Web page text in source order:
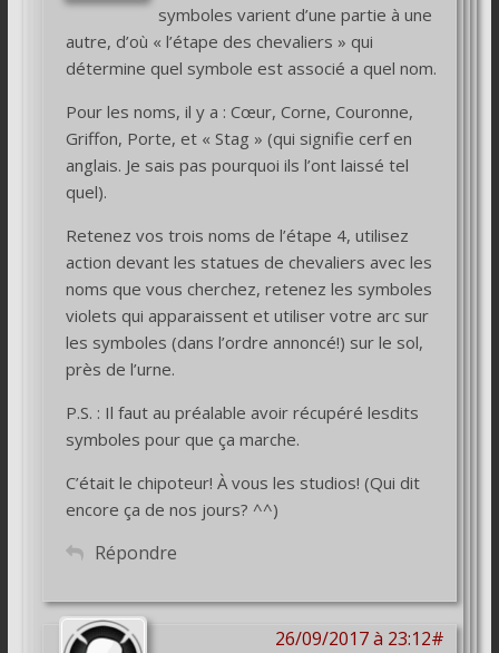
symboles varient d’une partie à une
autre, d’où « l’étape des chevaliers » qui
détermine quel symbole est associé a quel nom.
Pour les noms, il y a : Cœur, Corne, Couronne,
Griffon, Porte, et « Stag » (qui signifie cerf en
anglais. Je sais pas pourquoi ils l’ont laissé tel
quel).
Retenez vos trois noms de l’étape 4, utilisez
action devant les statues de chevaliers avec les
noms que vous cherchez, retenez les symboles
violets qui apparaissent et utiliser votre arc sur
les symboles (dans l’ordre annoncé!) sur le sol,
près de l’urne.
P.S. : Il faut au préalable avoir récupéré lesdits
symboles pour que ça marche.
C’était le chipoteur! À vous les studios! (Qui dit
encore ça de nos jours? ^^)
Répondre
26/09/2017 à 23:12#